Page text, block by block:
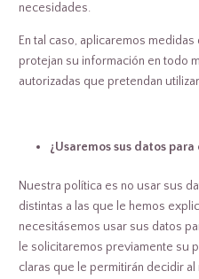
necesidades.
En tal caso, aplicaremos
protejan su información en todo
autorizadas que pretendan
¿Usaremos sus datos para
Nuestra política es no usar sus
distintas a las que le hemos
necesitásemos usar sus datos
le solicitaremos previamente su
claras que le permitirán decidir